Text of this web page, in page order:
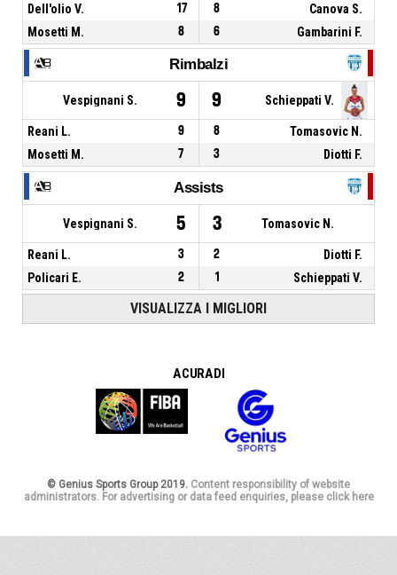
Dell'olio V. 17 8
Canova S.
Mosetti M.
8 6 Gambarini F.
Rimbalzi
Vespignani S. 9 9 Schieppati V.
Reani L. 9 8
Tomasovic N.
Mosetti M.
7 3 Diotti F.
Assists
Vespignani S. 5 3 Tomasovic N.
Reani L. 3 2
Diotti F.
Policari E.
2 1 Schieppati V.
VISUALIZZA I MIGLIORI
A CURA DI
© Genius Sports Group 2019. Content responsibility of website
administrators. For advertising or data feed enquiries, please click here